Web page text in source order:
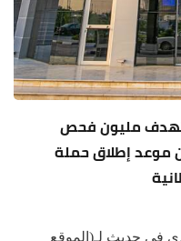
مليون فحص
موعد إطلاق حملة
في حديث لـ(الموقع